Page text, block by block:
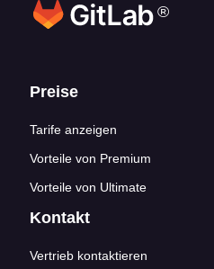
®
Footer-Links
Preise
Tarife anzeigen
Vorteile von Premium
Vorteile von Ultimate
Kontakt
Vertrieb kontaktieren